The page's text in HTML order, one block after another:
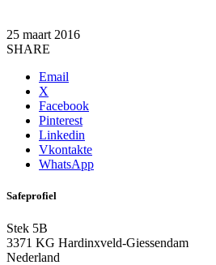
25 maart 2016
SHARE
Email
X
Facebook
Pinterest
Linkedin
Vkontakte
WhatsApp
Safeprofiel
Stek 5B
3371 KG Hardinxveld-Giessendam
Nederland